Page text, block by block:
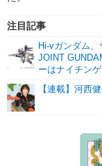
注目記事
Hi-vガンダム
JOINT
ーはナイチン
【連載】河西